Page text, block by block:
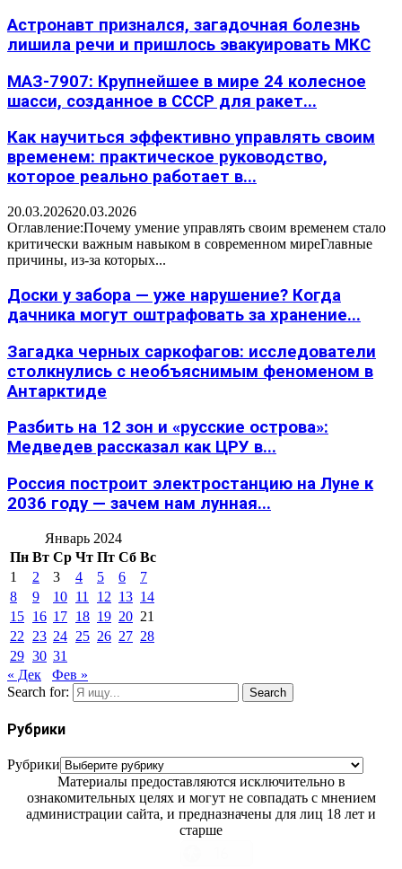
Астронавт признался, загадочная болезнь
лишила речи и пришлось эвакуировать МКС
МАЗ-7907: Крупнейшее в мире 24 колесное
шасси, созданное в СССР для ракет...
Как научиться эффективно управлять своим
временем: практическое руководство,
которое реально работает в...
20.03.202620.03.2026
Оглавление:Почему умение управлять своим временем стало
критически важным навыком в современном миреГлавные
причины, из-за которых...
Доски у забора — уже нарушение? Когда
дачника могут оштрафовать за хранение...
Загадка черных саркофагов: исследователи
столкнулись с необъяснимым феноменом в
Антарктиде
Разбить на 12 зон и «русские острова»:
Медведев рассказал как ЦРУ в...
Россия построит электростанцию на Луне к
2036 году — зачем нам лунная...
Январь 2024
Пн Вт Ср Чт Пт Сб Вс
1
2 3 4 5 6
7
8
9 10 11 12 13 14
15 16 17 18 19 20 21
22
23 24 25 26 27 28
29 30 31
« Дек
Фев »
Search for:
Search
Рубрики
Рубрики
Материалы предоставляются исключительно в
ознакомительных целях и могут не совпадать с мнением
администрации сайта, и предназначены для лиц 18 лет и
старше